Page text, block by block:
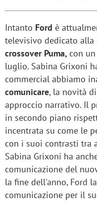
Intanto Ford è
televisivo dedicato
crossover Puma, con
luglio. Sabina Grixoni
commercial abbiamo
comunicare, la novità
approccio narrativo. Il
in secondo piano
incentrata su come le
con i suoi contrasti tra
Sabina Grixoni ha
comunicazione del
la fine dell'anno, Ford
comunicazione per il